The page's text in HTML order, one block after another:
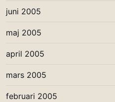
juni 2005
maj 2005
april 2005
mars 2005
februari 2005